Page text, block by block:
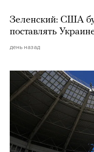
Зеленский: США
поставлять
день назад